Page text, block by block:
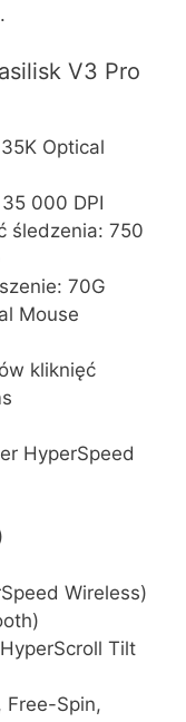
V3 Pro
Optical
000 DPI
śledzenia: 750
70G
Mouse
kliknięć
HyperSpeed
Wireless)
Tilt
Free-Spin,